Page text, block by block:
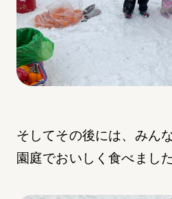
そしてその後には、みん
園庭でおいしく食べまし